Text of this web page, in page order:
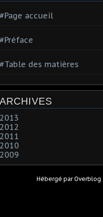
#Page accueil
#Préface
#Table des matières
ARCHIVES
2013
2012
2011
2010
2009
Hébergé parOverblog